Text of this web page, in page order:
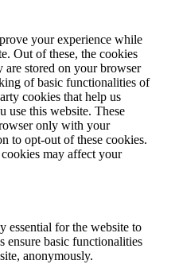
your experience while
Out of these, the cookies
are stored on your browser
of basic functionalities of
cookies that help us
use this website. These
only with your
to opt-out of these cookies.
may affect your
essential for the website to
ensure basic functionalities
anonymously.